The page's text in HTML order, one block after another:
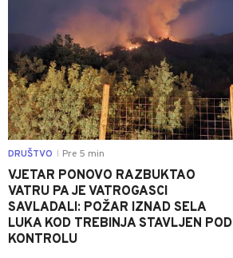
DRUŠTVO Pre 5 min
VJETAR PONOVO RAZBUKTAO
VATRU PA JE VATROGASCI
SAVLADALI: POŽAR IZNAD SELA
LUKA KOD TREBINJA STAVLJEN POD
KONTROLU